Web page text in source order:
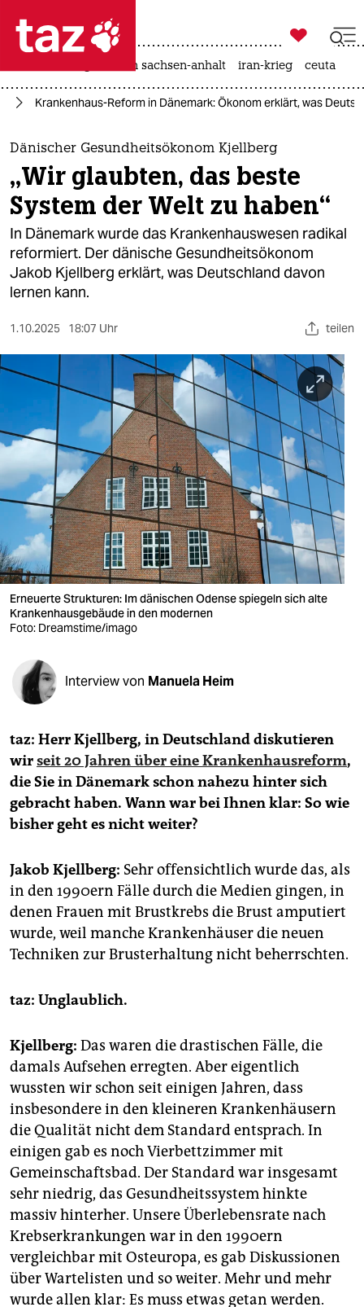
 taz zahl ich
taz zahl ich
themen
politik
öko
gesellschaft
kultur
sport
berlin
wahrheit
verlag
verlag
veranstaltungen
shop
fragen & hilfe
unterstützen
abo
genossenschaft
epaper login

taz zahl ich
landtagswahl in sachsen-anhalt iran-krieg ceuta
Krankenhaus-Reform in Dänemark: Ökonom erklärt, was
Dänischer Gesundheitsökonom Kjellberg
„Wir glaubten, das beste
System der Welt zu haben“
In Dänemark wurde das Krankenhauswesen radikal
reformiert. Der dänische Gesundheitsökonom
Jakob Kjellberg erklärt, was Deutschland davon
lernen kann.
1.10.2025 18:07 Uhr teilen
Erneuerte Strukturen: Im dänischen Odense spiegeln sich alte
Krankenhausgebäude in den modernen
Foto: Dreamstime/imago
Interview von Manuela Heim
taz: Herr Kjellberg, in Deutschland diskutieren
wirseit 20 Jahren über eine Krankenhausreform,
die Sie in Dänemark schon nahezu hinter sich
gebracht haben. Wann war bei Ihnen klar: So wie
bisher geht es nicht weiter?
Jakob Kjellberg: Sehr offensichtlich wurde das, als
in den 1990ern Fälle durch die Medien gingen, in
denen Frauen mit Brustkrebs die Brust amputiert
wurde, weil manche Krankenhäuser die neuen
Techniken zur Brust­erhaltung nicht beherrschten.
taz: Unglaublich.
Kjellberg: Das waren die drastischen Fälle, die
damals Aufsehen erregten. Aber eigentlich
wussten wir schon seit einigen Jahren, dass
insbesondere in den kleineren Krankenhäusern
die Qualität nicht dem Standard entsprach. In
einigen gab es noch Vierbettzimmer mit
Gemeinschaftsbad. Der Standard war insgesamt
sehr niedrig, das Gesundheitssystem hinkte
massiv hinterher. Unsere Überlebensrate nach
Krebserkrankungen war in den 1990ern
vergleichbar mit Osteuropa, es gab Diskussionen
über Wartelisten und so weiter. Mehr und mehr
wurde allen klar: Es muss etwas getan werden.